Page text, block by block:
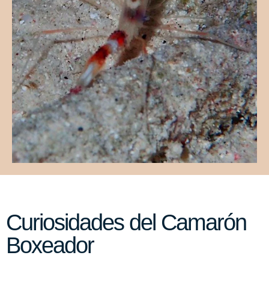
Curiosidades del Camarón
Boxeador